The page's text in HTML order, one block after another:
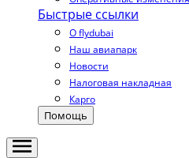
Быстрые ссылки
О flydubai
Наш авиапарк
Новости
Налоговая накладная
Карго
Помощь